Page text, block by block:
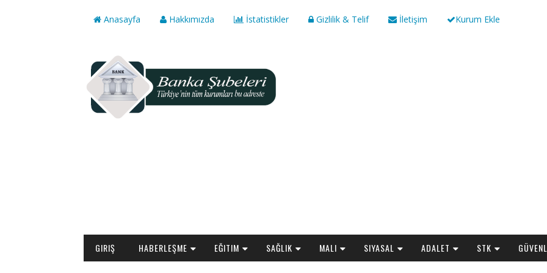
Anasayfa Hakkımızda İstatistikler Gizlilik & Telif İletişim Kurum Ekle
GIRIŞ HABERLEŞME EĞITIM SAĞLIK MALI SIYASAL ADALET STK